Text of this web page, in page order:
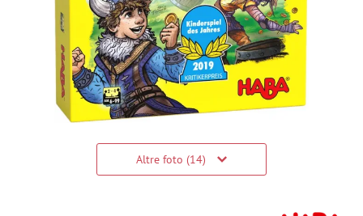
Altre foto (14)